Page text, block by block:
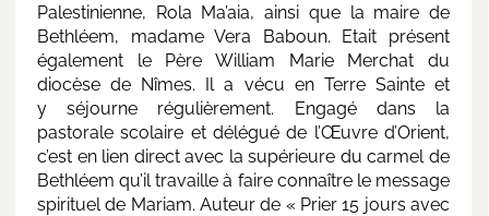
Palestinienne, Rola Ma’aia, ainsi que la maire de
Bethléem, madame Vera Baboun. Etait présent
également le Père William Marie Merchat du
diocèse de Nîmes. Il a vécu en Terre Sainte et
y séjourne régulièrement. Engagé dans la
pastorale scolaire et délégué de l’Œuvre d’Orient,
c’est en lien direct avec la supérieure du carmel de
Bethléem qu’il travaille à faire connaître le message
spirituel de Mariam. Auteur de « Prier 15 jours avec